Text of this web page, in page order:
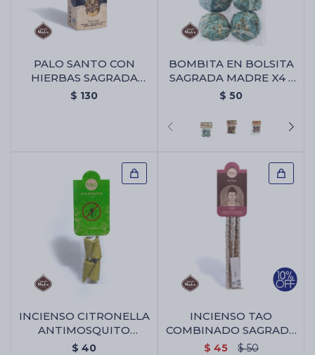
PALO SANTO CON
HIERBAS SAGRADA
MADRE X1 - Palo Santo
$ 130
BOMBITA EN BOLSITA
SAGRADA MADRE X4 -
Abre Camino
$ 50
INCIENSO CITRONELLA
ANTIMOSQUITO
SAGRADA MADRE -
$ 40
INCIENSO TAO
COMBINADO SAGRADA
MADRE - Rosa/jazmin
$ 45 $ 50